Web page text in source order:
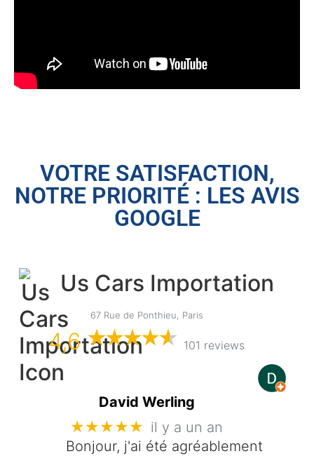
VOTRE SATISFACTION,
NOTRE PRIORITÉ : LES AVIS
GOOGLE
Us Cars Importation
67 Rue de Ponthieu, Paris
4,6 101 reviews
David Werling
★★★★★ il y a un an
Bonjour, j'ai été agréablement